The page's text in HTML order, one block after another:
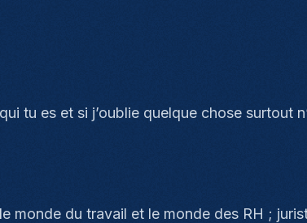
tu es et si j’oublie quelque chose surtout
monde du travail et le monde des RH ;